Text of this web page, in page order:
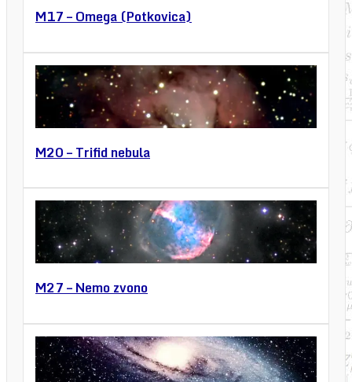
M17 – Omega (Potkovica)
M20 – Trifid nebula
M27 – Nemo zvono